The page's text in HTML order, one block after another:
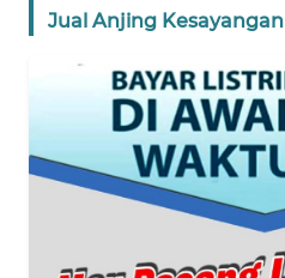
Jual Anjing
WN
JABAR
BANTEN